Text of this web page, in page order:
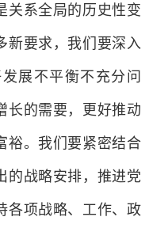
关系全局的历史性变
新要求，我们要深入
展不平衡不充分问
长的需要，更好推动
裕。我们要紧密结合
的战略安排，推进党
各项战略、工作、政